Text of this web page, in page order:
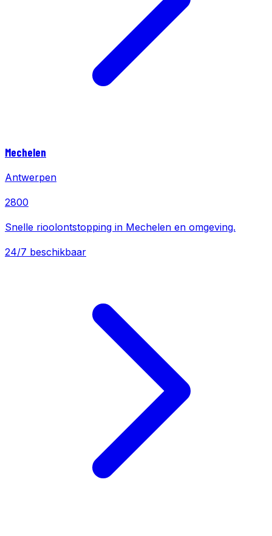
Mechelen
Antwerpen
2800
Snelle rioolontstopping in Mechelen en omgeving.
24/7 beschikbaar